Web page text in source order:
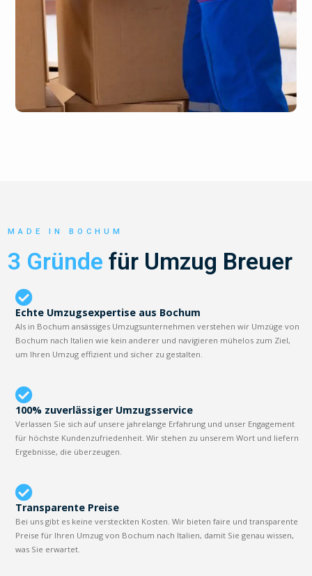
MADE IN BOCHUM
3 Gründe für Umzug Breuer
Echte Umzugsexpertise aus Bochum
Als in Bochum ansässiges Umzugsunternehmen verstehen wir Umzüge von
Bochum nach Italien wie kein anderer und navigieren mühelos zum Ziel,
um Ihren Umzug effizient und sicher zu gestalten.
100% zuverlässiger Umzugsservice
Verlassen Sie sich auf unsere jahrelange Erfahrung und unser Engagement
für höchste Kundenzufriedenheit. Wir stehen zu unserem Wort und liefern
Ergebnisse, die überzeugen.
Transparente Preise
Bei uns gibt es keine versteckten Kosten. Wir bieten faire und transparente
Preise für Ihren Umzug von Bochum nach Italien, damit Sie genau wissen,
was Sie erwartet.